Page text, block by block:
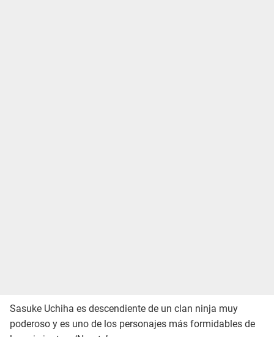
Sasuke Uchiha es descendiente de un clan ninja muy
poderoso y es uno de los personajes más formidables de